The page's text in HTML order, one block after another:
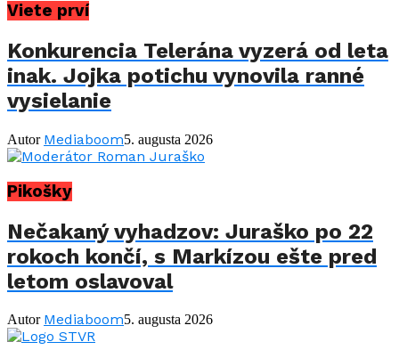
Viete prví
Konkurencia Telerána vyzerá od leta
inak. Jojka potichu vynovila ranné
vysielanie
Autor Mediaboom5. augusta 2026
Pikošky
Nečakaný vyhadzov: Juraško po 22
rokoch končí, s Markízou ešte pred
letom oslavoval
Autor Mediaboom5. augusta 2026